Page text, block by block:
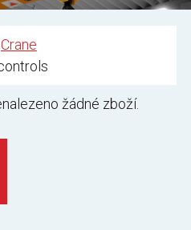
Crane
žádné zboží.